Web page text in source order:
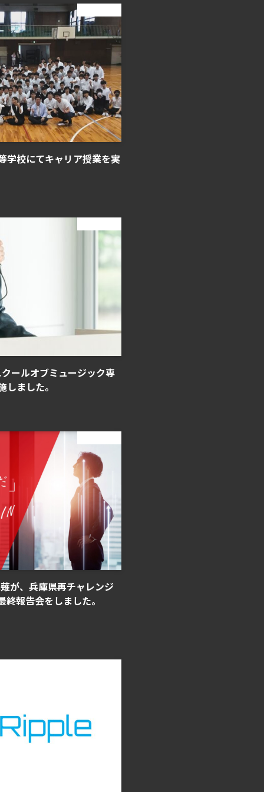
学校にてキャリア授業を実
ールオブミュージック専
ました。
が、兵庫県再チャレンジ
報告会をしました。